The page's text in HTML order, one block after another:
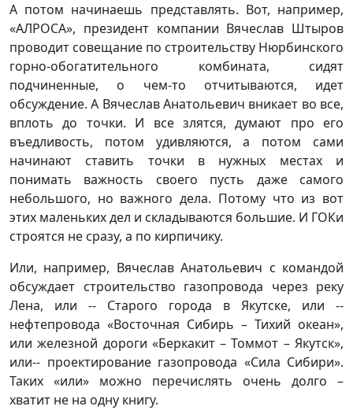
А потом начинаешь представлять. Вот, например,
«АЛРОСА», президент компании Вячеслав Штыров
проводит совещание по строительству Нюрбинского
горно-обогатительного комбината, сидят
подчиненные, о чем-то отчитываются, идет
обсуждение. А Вячеслав Анатольевич вникает во все,
вплоть до точки. И все злятся, думают про его
въедливость, потом удивляются, а потом сами
начинают ставить точки в нужных местах и
понимать важность своего пусть даже самого
небольшого, но важного дела. Потому что из вот
этих маленьких дел и складываются большие. И ГОКи
строятся не сразу, а по кирпичику.
Или, например, Вячеслав Анатольевич с командой
обсуждает строительство газопровода через реку
Лена, или -- Старого города в Якутске, или --
нефтепровода «Восточная Сибирь – Тихий океан»,
или железной дороги «Беркакит – Томмот – Якутск»,
или-- проектирование газопровода «Сила Сибири».
Таких «или» можно перечислять очень долго –
хватит не на одну книгу.